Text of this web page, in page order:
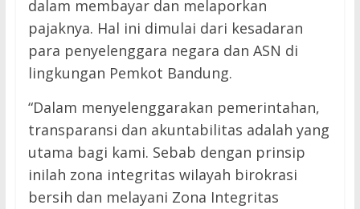
dalam membayar dan melaporkan
pajaknya. Hal ini dimulai dari kesadaran
para penyelenggara negara dan ASN di
lingkungan Pemkot Bandung.
“Dalam menyelenggarakan pemerintahan,
transparansi dan akuntabilitas adalah yang
utama bagi kami. Sebab dengan prinsip
inilah zona integritas wilayah birokrasi
bersih dan melayani Zona Integritas